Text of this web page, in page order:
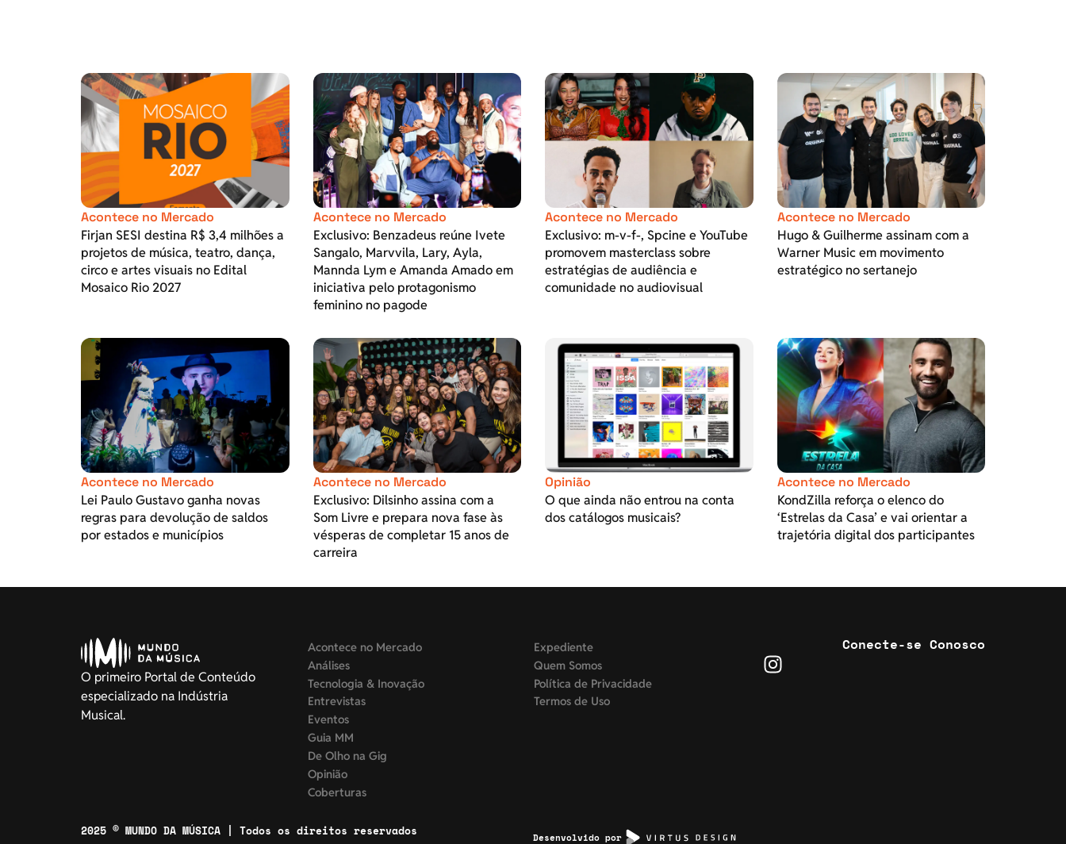
Acontece no Mercado
Firjan SESI destina R$ 3,4 milhões a
projetos de música, teatro, dança,
circo e artes visuais no Edital
Mosaico Rio 2027
Acontece no Mercado
Exclusivo: Benzadeus reúne Ivete
Sangalo, Marvvila, Lary, Ayla,
Mannda Lym e Amanda Amado em
iniciativa pelo protagonismo
feminino no pagode
Acontece no Mercado
Exclusivo: m-v-f-, Spcine e YouTube
promovem masterclass sobre
estratégias de audiência e
comunidade no audiovisual
Acontece no Mercado
Hugo & Guilherme assinam com a
Warner Music em movimento
estratégico no sertanejo
Acontece no Mercado
Lei Paulo Gustavo ganha novas
regras para devolução de saldos
por estados e municípios
Acontece no Mercado
Exclusivo: Dilsinho assina com a
Som Livre e prepara nova fase às
vésperas de completar 15 anos de
carreira
Opinião
O que ainda não entrou na conta
dos catálogos musicais?
Acontece no Mercado
KondZilla reforça o elenco do
‘Estrelas da Casa’ e vai orientar a
trajetória digital dos participantes
O primeiro Portal de Conteúdo
especializado na Indústria
Musical.
Acontece no Mercado
Análises
Tecnologia & Inovação
Entrevistas
Eventos
Guia MM
De Olho na Gig
Opinião
Coberturas
Expediente
Quem Somos
Política de Privacidade
Termos de Uso
Conecte-se Conosco
2025 © MUNDO DA MÚSICA | Todos os direitos reservados Desenvolvido por